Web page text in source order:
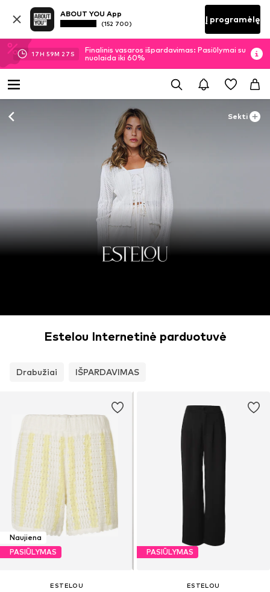
ABOUT YOU App
(152 700) Į programėlę
17H 59M 26 S
Finalinis vasaros išpardavimas: Pasiūlymai su
nuolaida iki 60%
Sekti
Estelou Internetinė parduotuvė
Drabužiai IŠPARDAVIMAS
Naujiena
PASIŪLYMAS
ESTELOU
PASIŪLYMAS
ESTELOU